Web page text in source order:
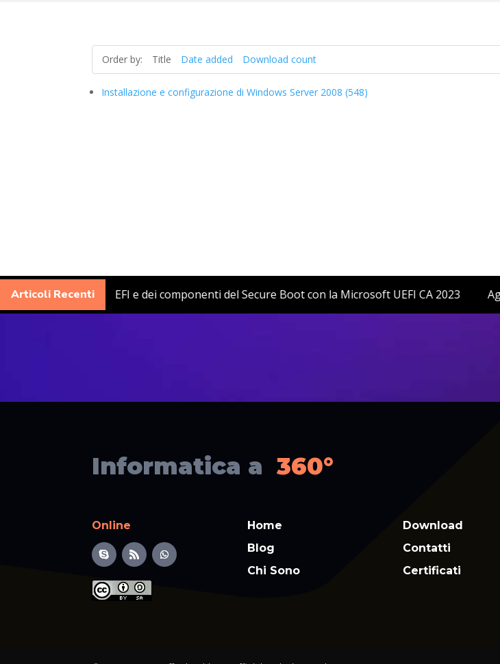
Order by: Title Date added Download count
Installazione e configurazione di Windows Server 2008 (548)
Articoli Recentidelle variabili EFI e dei componenti del Secure Boot con la Microsoft UEFI CA 2023
Informatica a 360°
Online
Home
Blog
Chi Sono
Download
Contatti
Certificati